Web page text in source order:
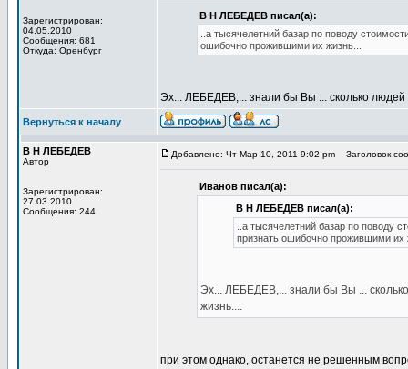
Зарегистрирован:
04.05.2010
Сообщения: 681
Откуда: Оренбург
В Н ЛЕБЕДЕВ писал(а):
..а тысячелетний базар по поводу
ошибочно прожившими их жизнь...
Эх... ЛЕБЕДЕВ,... знали бы Вы ... сколько людей
Вернуться к началу
В Н ЛЕБЕДЕВ
Автор
Зарегистрирован:
27.03.2010
Сообщения: 244
Добавлено: Чт Мар 10, 2011 9:02 pm Заголовок
Иванов писал(а):
В Н ЛЕБЕДЕВ писал(а):
..а тысячелетний базар по поводу
признать ошибочно прожившими их
Эх... ЛЕБЕДЕВ,... знали бы Вы ...
жизнь....
при этом однако, останется не решенным